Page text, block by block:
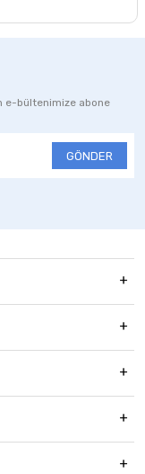
e-bültenimize abone
GÖNDER